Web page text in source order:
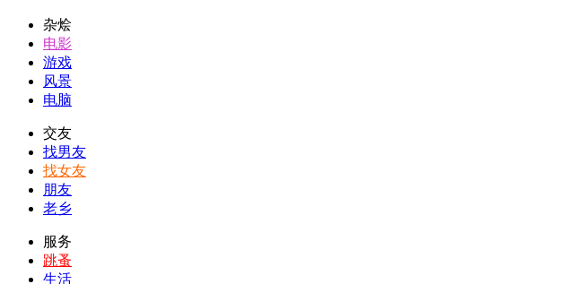
杂烩
电影
游戏
风景
电脑
交友
找男友
找女友
朋友
老乡
服务
跳蚤
生活